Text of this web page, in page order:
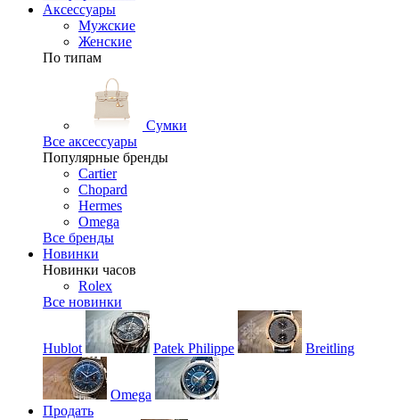
Аксессуары
Мужские
Женские
По типам
Сумки
Все аксессуары
Популярные бренды
Cartier
Chopard
Hermes
Omega
Все бренды
Новинки
Новинки часов
Rolex
Все новинки
Hublot Patek Philippe Breitling
Omega
Продать